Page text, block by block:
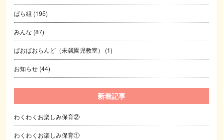
ばら組 (195)
みんな (87)
ぱおぱおらんど（未就園児教室） (1)
お知らせ (44)
新着記事
わくわくお楽しみ保育②
わくわくお楽しみ保育①